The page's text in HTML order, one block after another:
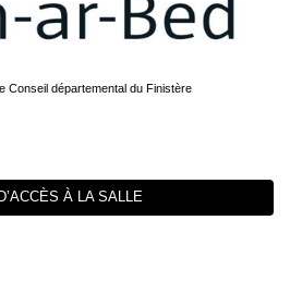
Conseil départemental du Finistère
À LA SALLE